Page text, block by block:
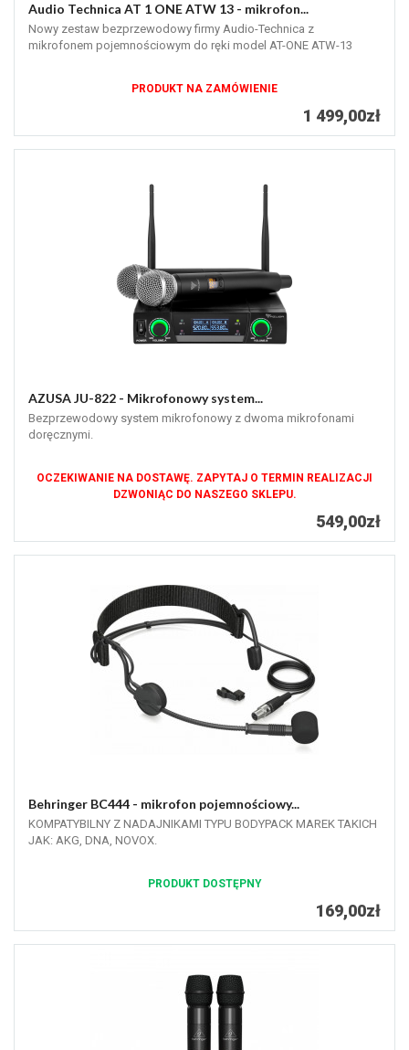
Audio Technica AT 1 ONE ATW 13 - mikrofon...
Nowy zestaw bezprzewodowy firmy Audio-Technica z
mikrofonem pojemnościowym do ręki model AT-ONE ATW-13
PRODUKT NA ZAMÓWIENIE
1 499,00zł
AZUSA JU-822 - Mikrofonowy system...
Bezprzewodowy system mikrofonowy z dwoma mikrofonami
doręcznymi.
OCZEKIWANIE NA DOSTAWĘ. ZAPYTAJ O TERMIN REALIZACJI
DZWONIĄC DO NASZEGO SKLEPU.
549,00zł
Behringer BC444 - mikrofon pojemnościowy...
KOMPATYBILNY Z NADAJNIKAMI TYPU BODYPACK MAREK TAKICH
JAK: AKG, DNA, NOVOX.
PRODUKT DOSTĘPNY
169,00zł